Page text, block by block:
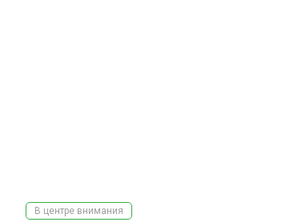
В центре внимания